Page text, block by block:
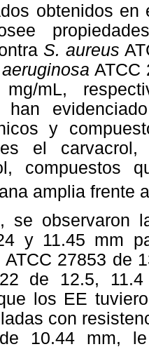
obtenidos
S. aureus
ATCC
mL,
han
y
el
compuestos
amplia frente
se observaron
y 11.45 mm
ATCC 27853 de
de 12.5,
los EE
con
de 10.44 mm,